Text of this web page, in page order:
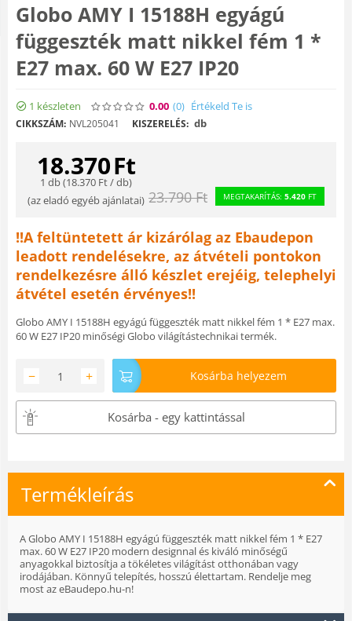
Globo AMY I 15188H egyágú
függeszték matt nikkel fém 1 *
E27 max. 60 W E27 IP20
1 készleten 0.00 (0) Értékeld Te is
CIKKSZÁM: NVL205041 KISZERELÉS: db
18.370Ft
1 db (18.370 Ft/ db)
(az eladó egyéb ajánlatai) 23.790 Ft MEGTAKARÍTÁS: 5.420 FT
!!A feltüntetett ár kizárólag az Ebaudepon
leadott rendelésekre, az átvételi pontokon
rendelkezésre álló készlet erejéig, telephelyi
átvétel esetén érvényes!!
Globo AMY I 15188H egyágú függeszték matt nikkel fém 1 * E27 max.
60 W E27 IP20 minőségi Globo világítástechnikai termék.
+
− Kosárba helyezem
Kosárba - egy kattintással
Termékleírás
A Globo AMY I 15188H egyágú függeszték matt nikkel fém 1 * E27
max. 60 W E27 IP20 modern designnal és kiváló minőségű
anyagokkal biztosítja a tökéletes világítást otthonában vagy
irodájában. Könnyű telepítés, hosszú élettartam. Rendelje meg
most az eBaudepo.hu-n!